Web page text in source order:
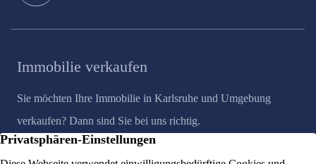
Immobilie verkaufen
Sie möchten Ihre Immobilie in Karlsruhe und Umgebung
verkaufen? Dann sind Sie bei uns richtig.
Immobilienbewertung